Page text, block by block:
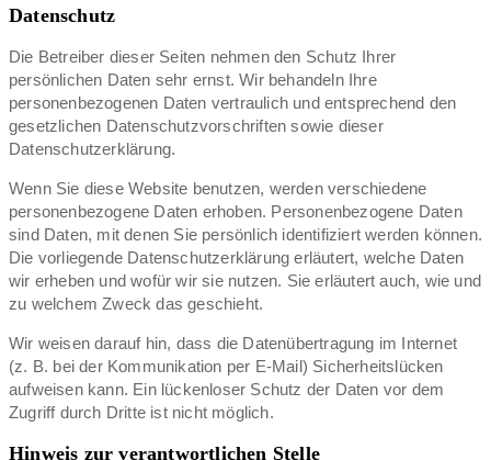
Datenschutz
Die Betreiber dieser Seiten nehmen den Schutz Ihrer
persönlichen Daten sehr ernst. Wir behandeln Ihre
personenbezogenen Daten vertraulich und entsprechend den
gesetzlichen Datenschutzvorschriften sowie dieser
Datenschutzerklärung.
Wenn Sie diese Website benutzen, werden verschiedene
personenbezogene Daten erhoben. Personenbezogene Daten
sind Daten, mit denen Sie persönlich identifiziert werden können.
Die vorliegende Datenschutzerklärung erläutert, welche Daten
wir erheben und wofür wir sie nutzen. Sie erläutert auch, wie und
zu welchem Zweck das geschieht.
Wir weisen darauf hin, dass die Datenübertragung im Internet
(z. B. bei der Kommunikation per E-Mail) Sicherheitslücken
aufweisen kann. Ein lückenloser Schutz der Daten vor dem
Zugriff durch Dritte ist nicht möglich.
Hinweis zur verantwortlichen Stelle